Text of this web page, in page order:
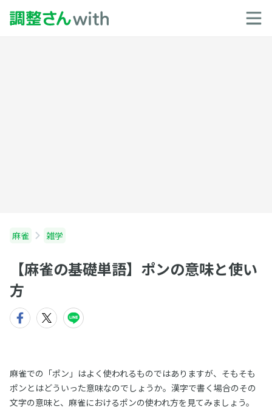
麻雀 雑学
【麻雀の基礎単語】ポンの意味と使い
方
麻雀での「ポン」はよく使われるものではありますが、そもそも
ポンとはどういった意味なのでしょうか。漢字で書く場合のその
文字の意味と、麻雀におけるポンの使われ方を見てみましょう。